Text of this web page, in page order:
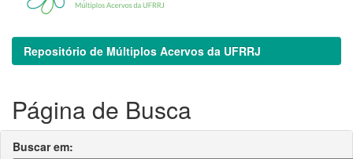
Repositório de Múltiplos Acervos da UFRRJ
Página de Busca
Buscar em: